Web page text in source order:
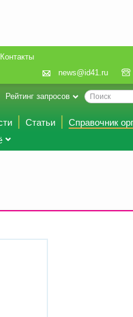
Контакты
news@id41.ru
Рейтинг запросов
Статьи
Справочник